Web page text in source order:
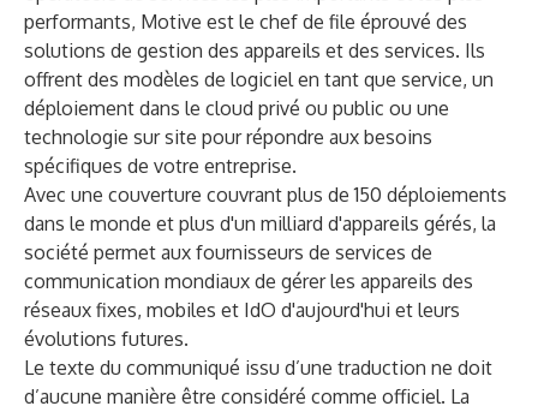
performants, Motive est le chef de file éprouvé des
solutions de gestion des appareils et des services. Ils
offrent des modèles de logiciel en tant que service, un
déploiement dans le cloud privé ou public ou une
technologie sur site pour répondre aux besoins
spécifiques de votre entreprise.
Avec une couverture couvrant plus de 150 déploiements
dans le monde et plus d'un milliard d'appareils gérés, la
société permet aux fournisseurs de services de
communication mondiaux de gérer les appareils des
réseaux fixes, mobiles et IdO d'aujourd'hui et leurs
évolutions futures.
Le texte du communiqué issu d’une traduction ne doit
d’aucune manière être considéré comme officiel. La